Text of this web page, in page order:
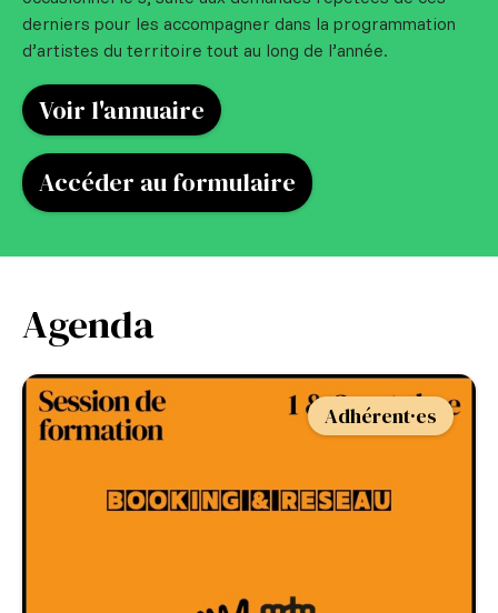
derniers pour les accompagner dans la programmation
d’artistes du territoire tout au long de l’année.
Voir l'annuaire
Accéder au formulaire
Agenda
Adhérent·es